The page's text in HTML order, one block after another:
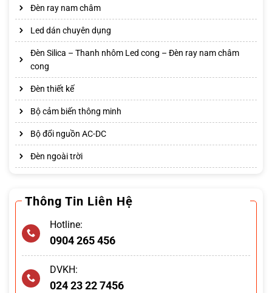
Đèn ray nam châm
Led dán chuyên dụng
Đèn Silica – Thanh nhôm Led cong – Đèn ray nam châm
cong
Đèn thiết kế
Bộ cảm biến thông minh
Bộ đổi nguồn AC-DC
Đèn ngoài trời
Thông Tin Liên Hệ
Hotline:
0904 265 456
DVKH:
024 23 22 7456